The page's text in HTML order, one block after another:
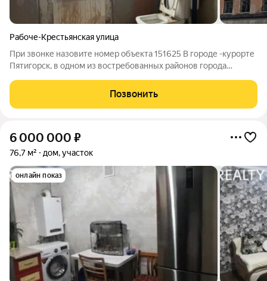
Рабоче-Крестьянская улица
При звонке назовите номер объекта 151625 В городе -курорте
Пятигорск, в одном из востребованных районов города
2 большие комнаты, отдельная котельная, и прихожая -Первый
этаж: кухня,
Позвонить
6 000 000 ₽
76,7 м² дом, участок
онлайн показ